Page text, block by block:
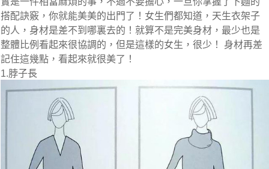
搭配訣竅，你就能美美的出門了！女生們都知道，天生衣架子
的人，身材是差不到哪裏去的！就算不是完美身材，最少也是
整體比例看起來很協調的，但是這樣的女生，很少！ 身材再差
記住這幾點，看起來就很美了！
1.脖子長